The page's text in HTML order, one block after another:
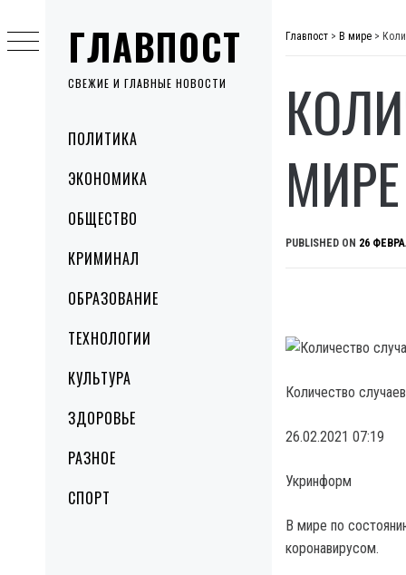
ГЛАВПОСТ
СВЕЖИЕ И ГЛАВНЫЕ НОВОСТИ
MenuПОЛИТИКА
ЭКОНОМИКА
ОБЩЕСТВО
КРИМИНАЛ
ОБРАЗОВАНИЕ
ТЕХНОЛОГИИ
КУЛЬТУРА
ЗДОРОВЬЕ
РАЗНОЕ
СПОРТ
to
content
Главпост > В мире >
PUBLISHED ON 26
Количество
26.02.2021 07:19
Укринформ
В мире по
коронавирусом.